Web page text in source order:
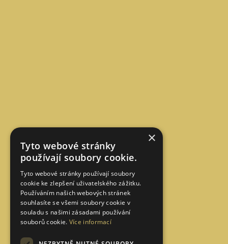
×
Tyto webové stránky
používají soubory cookie.
Tyto webové stránky používají soubory
cookie ke zlepšení uživatelského zážitku.
Používáním našich webových stránek
souhlasíte se všemi soubory cookie v
souladu s našimi zásadami používání
souborů cookie. Více informací